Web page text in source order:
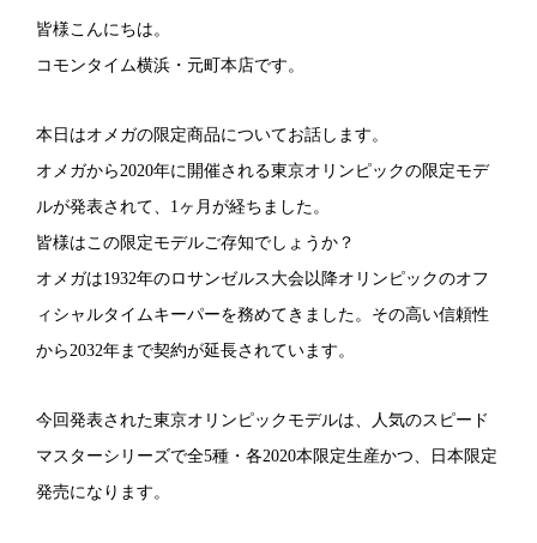
皆様こんにちは。
コモンタイム横浜・元町本店です。
本日はオメガの限定商品についてお話します。
オメガから 2020年に開催される東京オリンピックの限定モデ
ルが発表されて、 1 ヶ月が経ちました。
皆様はこの限定モデルご存知でしょうか？
オメガは1932年のロサンゼルス大会以降オリンピックのオフ
ィシャルタイムキーパーを務めてきました。その高い信頼性
から 2032年まで契約が延長されています。
今回発表された東京オリンピックモデルは、人気のスピード
マスターシリーズで全5種・各2020本限定生産かつ、日本限定
発売になります。